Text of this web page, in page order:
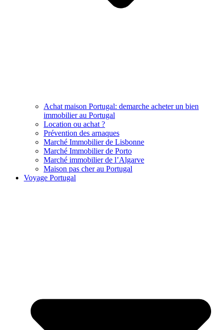
Achat maison Portugal: demarche acheter un bien
immobilier au Portugal
Location ou achat ?
Prévention des arnaques
Marché Immobilier de Lisbonne
Marché Immobilier de Porto
Marché immobilier de l’Algarve
Maison pas cher au Portugal
Voyage Portugal